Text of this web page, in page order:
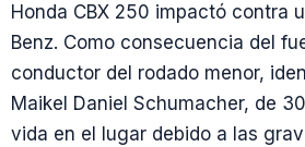
Honda CBX 250 impactó contra
Benz. Como consecuencia del
conductor del rodado menor,
Maikel Daniel Schumacher, de
vida en el lugar debido a las